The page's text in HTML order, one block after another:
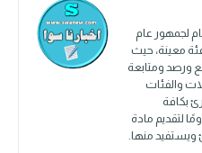
لجمهور عام
معينة، حيث
ورصد ومتابعة
والفئات
بكافة
لتقديم مادة
منها.